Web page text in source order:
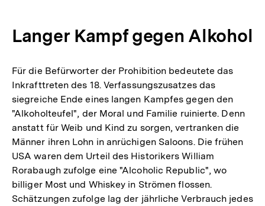
Langer Kampf gegen Alkohol
Für die Befürworter der Prohibition bedeutete das
Inkrafttreten des 18. Verfassungszusatzes das
siegreiche Ende eines langen Kampfes gegen den
"Alkoholteufel", der Moral und Familie ruinierte. Denn
anstatt für Weib und Kind zu sorgen, vertranken die
Männer ihren Lohn in anrüchigen Saloons. Die frühen
USA waren dem Urteil des Historikers William
Rorabaugh zufolge eine "Alcoholic Republic", wo
billiger Most und Whiskey in Strömen flossen.
Schätzungen zufolge lag der jährliche Verbrauch jedes